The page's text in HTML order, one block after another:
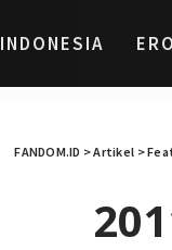
INDONESIA
FANDOM.ID >Artikel >